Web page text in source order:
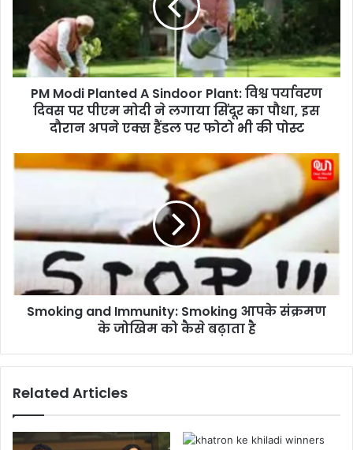
P
l
a
S
d
o
P
t
वि
र्या
PM Modi Planted A Sindoor Plant: विश्व पर्यावरण
दिवस पर पीएम मोदी ने लगाया सिंदूर का पौधा, इस
दौरान अपने एक्स हैंडल पर फोटो भी की पोस्ट
m
i
n
n
n
y
Smoking and Immunity: Smoking आपके संक्रमण
के जोखिम को कैसे बढ़ाता है
Related Articles